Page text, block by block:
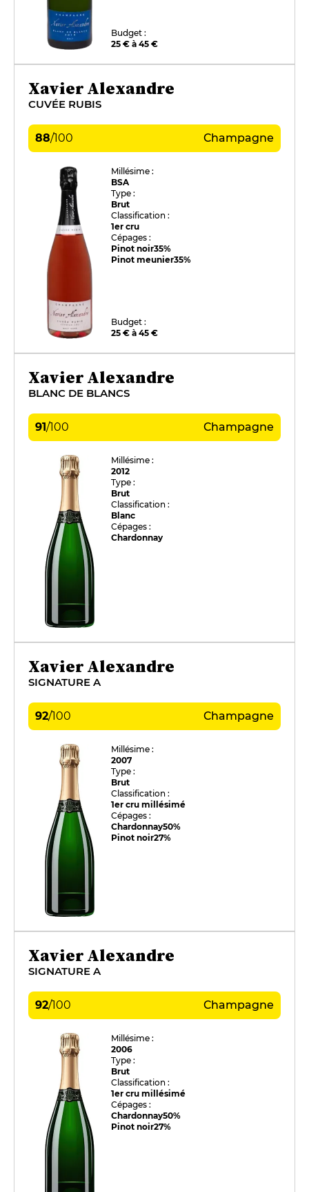
Budget :
25 € à 45 €
Xavier Alexandre
CUVÉE RUBIS
88/100 Champagne
Millésime :
BSA
Type :
Brut
Classification :
1er cru
Cépages :
Pinot noir35%
Pinot meunier35%
Budget :
25 € à 45 €
Xavier Alexandre
BLANC DE BLANCS
91/100 Champagne
Millésime :
2012
Type :
Brut
Classification :
Blanc
Cépages :
Chardonnay
Xavier Alexandre
SIGNATURE A
92/100 Champagne
Millésime :
2007
Type :
Brut
Classification :
1er cru millésimé
Cépages :
Chardonnay50%
Pinot noir27%
Xavier Alexandre
SIGNATURE A
92/100 Champagne
Millésime :
2006
Type :
Brut
Classification :
1er cru millésimé
Cépages :
Chardonnay50%
Pinot noir27%